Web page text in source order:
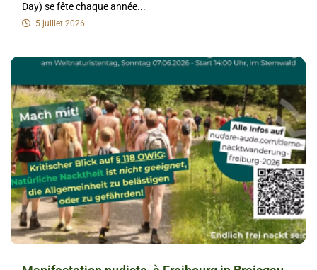
Day) se fête chaque année...
5 juillet 2026